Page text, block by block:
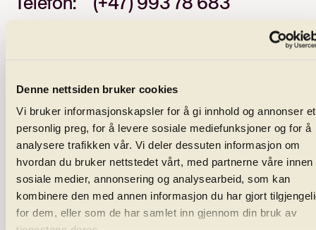
Denne nettsiden bruker cookies
Vi bruker informasjonskapsler for å gi innhold og annonser et
personlig preg, for å levere sosiale mediefunksjoner og for å
analysere trafikken vår. Vi deler dessuten informasjon om
hvordan du bruker nettstedet vårt, med partnerne våre innen
sosiale medier, annonsering og analysearbeid, som kan
kombinere den med annen informasjon du har gjort
for dem, eller som de har samlet inn gjennom din bruk av
Programme